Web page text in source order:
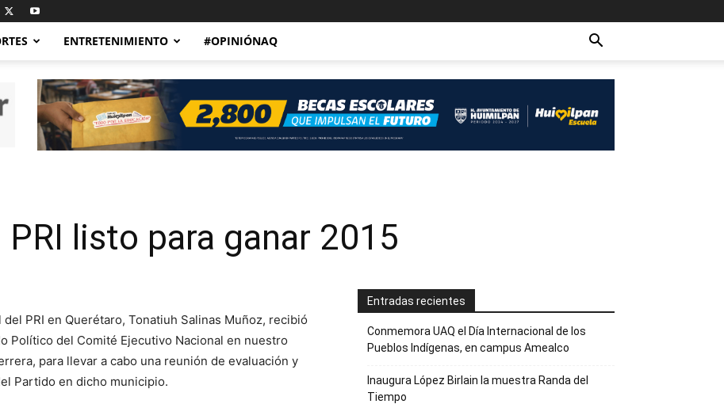
ENTRETENIMIENTO #OPINIÓNAQ
listo para ganar 2015
PRI en Querétaro, Tonatiuh Salinas Muñoz, recibió
Político del Comité Ejecutivo Nacional en nuestro
para llevar a cabo una reunión de evaluación y
Partido en dicho municipio.
Entradas recientes
Conmemora UAQ el Día Internacional de los
Pueblos Indígenas, en campus Amealco
Inaugura López Birlain la muestra Randa del
Tiempo